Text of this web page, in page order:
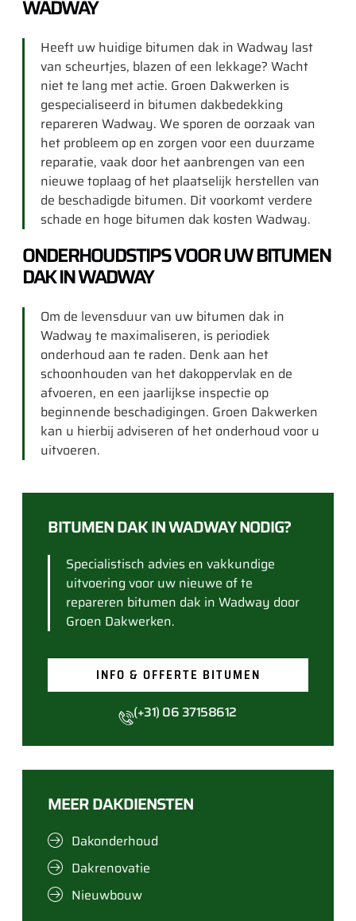
WADWAY
Heeft uw huidige bitumen dak in Wadway last
van scheurtjes, blazen of een lekkage? Wacht
niet te lang met actie. Groen Dakwerken is
gespecialiseerd in bitumen dakbedekking
repareren Wadway. We sporen de oorzaak van
het probleem op en zorgen voor een duurzame
reparatie, vaak door het aanbrengen van een
nieuwe toplaag of het plaatselijk herstellen van
de beschadigde bitumen. Dit voorkomt verdere
schade en hoge bitumen dak kosten Wadway.
ONDERHOUDSTIPS VOOR UW BITUMEN
DAK IN WADWAY
Om de levensduur van uw bitumen dak in
Wadway te maximaliseren, is periodiek
onderhoud aan te raden. Denk aan het
schoonhouden van het dakoppervlak en de
afvoeren, en een jaarlijkse inspectie op
beginnende beschadigingen. Groen Dakwerken
kan u hierbij adviseren of het onderhoud voor u
uitvoeren.
BITUMEN DAK IN WADWAY NODIG?
Specialistisch advies en vakkundige
uitvoering voor uw nieuwe of te
repareren bitumen dak in Wadway door
Groen Dakwerken.
INFO & OFFERTE BITUMEN
(+31) 06 37158612
MEER DAKDIENSTEN
Dakonderhoud
Dakrenovatie
Nieuwbouw